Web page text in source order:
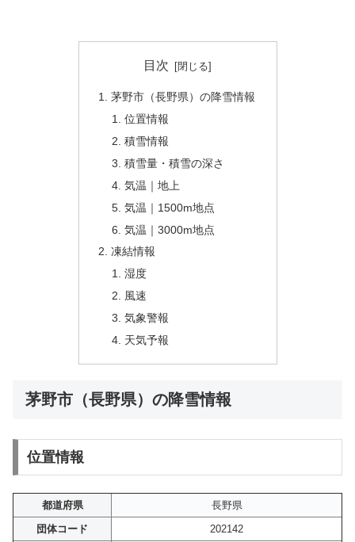
目次
茅野市（長野県）の降雪情報
位置情報
積雪情報
積雪量・積雪の深さ
気温｜地上
気温｜1500m地点
気温｜3000m地点
凍結情報
湿度
風速
気象警報
天気予報
茅野市（長野県）の降雪情報
位置情報
都道府県
長野県
団体コード
202142